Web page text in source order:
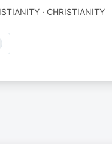
· CHRISTIANITY